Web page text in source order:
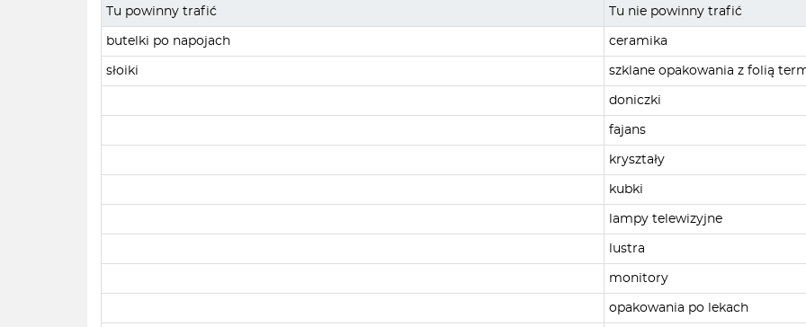
Tu powinny trafić Tu nie powinny trafić
butelki po napojach ceramika
słoiki szklane opakowania z folią
doniczki
fajans
kryształy
kubki
lampy telewizyjne
lustra
monitory
opakowania po lekach